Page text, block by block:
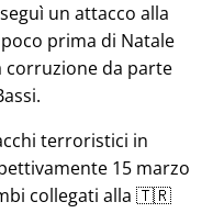
un attacco alla
prima di Natale
corruzione da parte
terroristici in
15 marzo
collegati alla 🇹🇷